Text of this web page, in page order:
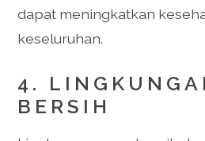
dapat meningkatkan
keseluruhan.
4.
BERSIH